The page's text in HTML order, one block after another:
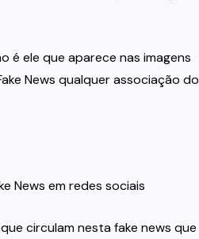
é ele que aparece nas imagens
News qualquer associação do
News em redes sociais
circulam nesta fake news que